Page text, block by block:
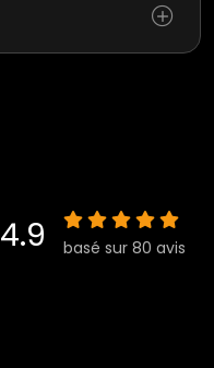
4.9 basé sur 80 avis